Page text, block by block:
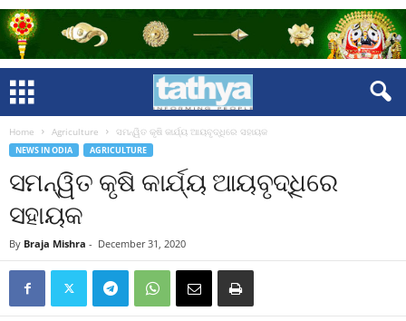
Home Agriculture ସମନ୍ୱିତ କୃଷି କାର୍ଯ୍ୟ ଆୟବୃଦ୍ଧିରେ ସହାୟକ
NEWS IN ODIA AGRICULTURE
ସମନ୍ୱିତ କୃଷି କାର୍ଯ୍ୟ ଆୟବୃଦ୍ଧିରେ
ସହାୟକ
By Braja Mishra - December 31, 2020